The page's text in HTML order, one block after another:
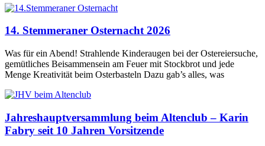
14. Stemmeraner Osternacht 2026
Was für ein Abend! Strahlende Kinderaugen bei der Ostereiersuche,
gemütliches Beisammensein am Feuer mit Stockbrot und jede
Menge Kreativität beim Osterbasteln Dazu gab’s alles, was
Jahreshauptversammlung beim Altenclub – Karin
Fabry seit 10 Jahren Vorsitzende